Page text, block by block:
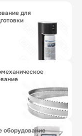
оборудование